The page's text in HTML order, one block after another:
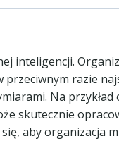
inteligencji.
razie
Na
skutecznie
aby organizacja